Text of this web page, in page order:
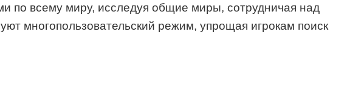
по всему миру, исследуя общие миры, сотрудничая над
многопользовательский режим, упрощая игрокам поиск